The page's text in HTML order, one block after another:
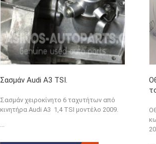
Σασμάν Audi A3 TSI.
Σασμάν χειροκίνητο 6 ταχυτήτων από
κινητήρα Audi A3 1,4 TSI μοντέλο 2009.